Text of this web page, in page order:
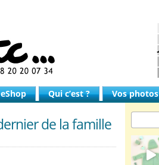
eShop Qui c’est ? Vos photos
de la famille